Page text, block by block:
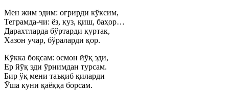
Мен жим эдим: оғрирди кўксим,
Теграмда-чи: ёз, куз, қиш, баҳор…
Дарахтларда бўртарди куртак,
Хазон учар, бўраларди қор.
Кўкка боқсам: осмон йўқ эди,
Ер йўқ эди ўрнимдан турсам.
Бир ўқ мени таъқиб қиларди
Ўша куни қаёққа борсам.